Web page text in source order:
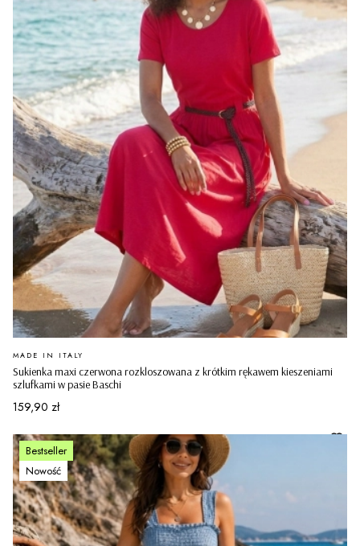
Sukienka maxi czerwona rozkloszowana z krótkim rękawem kieszeniami
szlufkami w pasie Baschi
PRODUCENT
MADE IN ITALY
Cena
159,90 zł
Bestseller
Nowość